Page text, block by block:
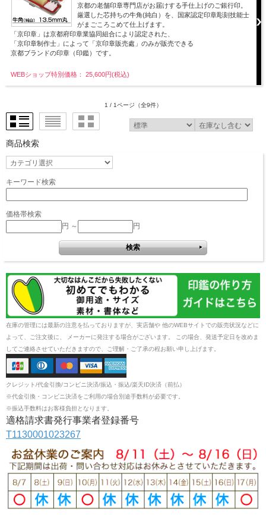
京都の老舗印章専門店がお届けする手仕上げのご銀行印。
厳選した芯持ちの牛角(純白）を、国家認定印章彫刻技能士
がまごころこめて仕上げます。
「京印章」は京都府印章業協同組合により認定された、
「京印章制作士」によって「京印章販売處」のみが販売できる
京都ブランドの印章（印鑑）です。
WEBショップ特別価格： 25,600円(税込)
1 / 1ページ （全9件）
商品検索
キーワード検索
価格帯検索
円 ～
円
在庫の管理には最新の注意を払っておりますが、実店舗や 他のWEBサイトでの販売状況などに
よって、ご注文後に、 メーカーに発注する場合がございます。 この場合、発送予定日を改めま
してご連絡させていただきますので、ご理解・ご了承の程お願い申し上げます。
クレジット/代金引換/コンビニ決済/振込・振込/楽天ID決済（前払）
※代金引換・コンビニ決済をご利用の場合別途手数料が必要です。
※振込手数料はお客様負担となります。
適格請求書発行事業者登録番号
T1130001023267